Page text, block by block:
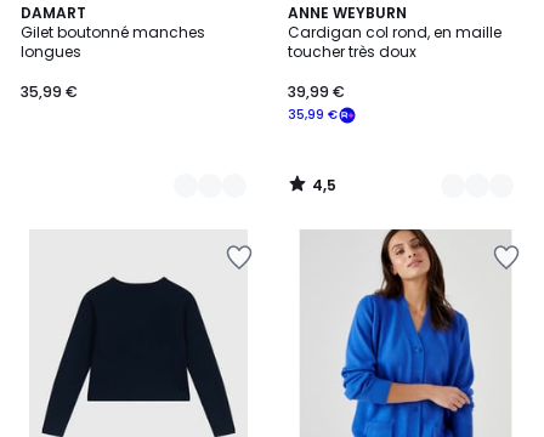
DAMART
Gilet boutonné manches
longues
35,99 €
6
Couleurs
ANNE WEYBURN
Cardigan col rond, en maille
toucher très doux
35,99 €
39,99 €
4,5
/ 5
3
Couleurs
4,5
/